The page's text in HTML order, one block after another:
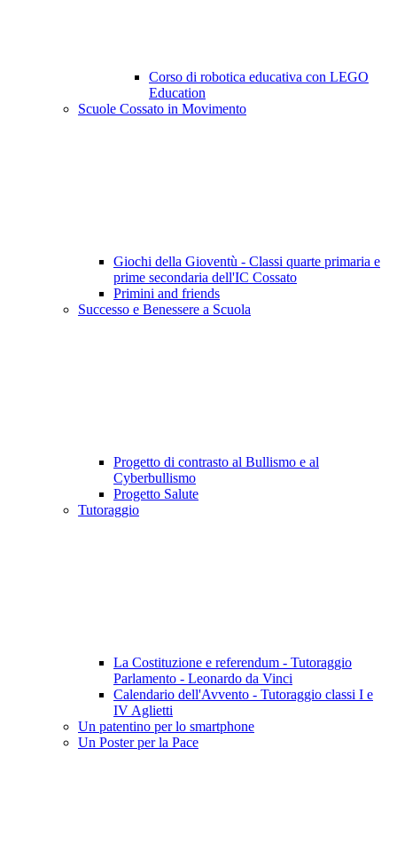
Corso di robotica educativa con LEGO
Education
Scuole Cossato in Movimento
Giochi della Gioventù - Classi quarte primaria e
prime secondaria dell'IC Cossato
Primini and friends
Successo e Benessere a Scuola
Progetto di contrasto al Bullismo e al
Cyberbullismo
Progetto Salute
Tutoraggio
La Costituzione e referendum - Tutoraggio
Parlamento - Leonardo da Vinci
Calendario dell'Avvento - Tutoraggio classi I e
IV Aglietti
Un patentino per lo smartphone
Un Poster per la Pace